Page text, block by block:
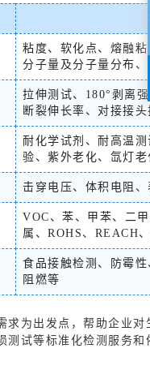
粘度、软化点、熔融
分子量及分子量分布、
拉伸测试、180°剥离
断裂伸长率、对接接
耐化学试剂、耐高温
验、紫外老化、氙灯老
击穿电压、体积电阻
VOC、苯、甲苯、二
属、ROHS、REACH
食品接触检测、防霉
阻燃等
求为出发点，帮助企业
测试等标准化检测服务和